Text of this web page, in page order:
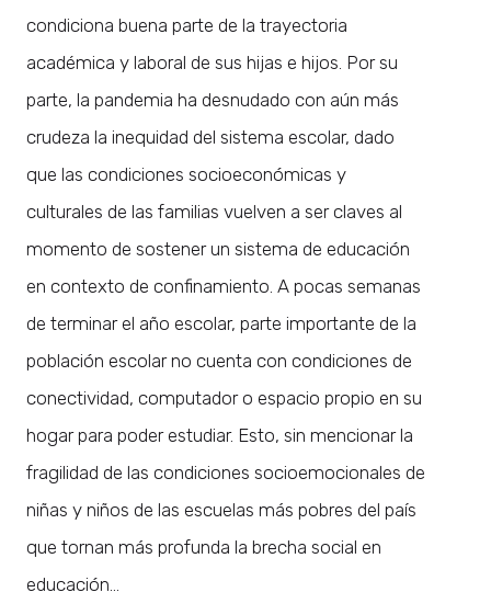
condiciona buena parte de la trayectoria
académica y laboral de sus hijas e hijos. Por su
parte, la pandemia ha desnudado con aún más
crudeza la inequidad del sistema escolar, dado
que las condiciones socioeconómicas y
culturales de las familias vuelven a ser claves al
momento de sostener un sistema de educación
en contexto de confinamiento. A pocas semanas
de terminar el año escolar, parte importante de la
población escolar no cuenta con condiciones de
conectividad, computador o espacio propio en su
hogar para poder estudiar. Esto, sin mencionar la
fragilidad de las condiciones socioemocionales de
niñas y niños de las escuelas más pobres del país
que tornan más profunda la brecha social en
educación…